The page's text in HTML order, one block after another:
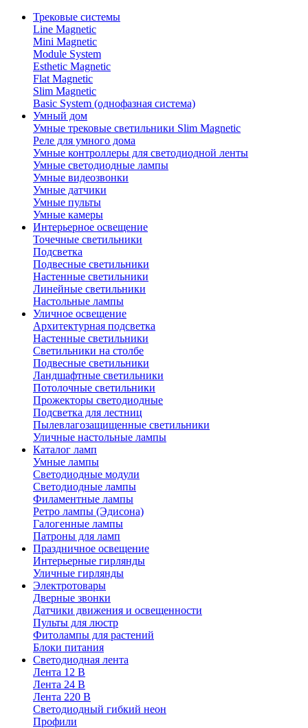
Трековые системы
Line Magnetic
Mini Magnetic
Module System
Esthetic Magnetic
Flat Magnetic
Slim Magnetic
Basic System (однофазная система)
Умный дом
Умные трековые светильники Slim Magnetic
Реле для умного дома
Умные контроллеры для светодиодной ленты
Умные светодиодные лампы
Умные видеозвонки
Умные датчики
Умные пульты
Умные камеры
Интерьерное освещение
Точечные светильники
Подсветка
Подвесные светильники
Настенные светильники
Линейные светильники
Настольные лампы
Уличное освещение
Архитектурная подсветка
Настенные светильники
Светильники на столбе
Подвесные светильники
Ландшафтные светильники
Потолочные светильники
Прожекторы светодиодные
Подсветка для лестниц
Пылевлагозащищенные светильники
Уличные настольные лампы
Каталог ламп
Умные лампы
Светодиодные модули
Светодиодные лампы
Филаментные лампы
Ретро лампы (Эдисона)
Галогенные лампы
Патроны для ламп
Праздничное освещение
Интерьерные гирлянды
Уличные гирлянды
Электротовары
Дверные звонки
Датчики движения и освещенности
Пульты для люстр
Фитолампы для растений
Блоки питания
Светодиодная лента
Лента 12 В
Лента 24 В
Лента 220 В
Светодиодный гибкий неон
Профили